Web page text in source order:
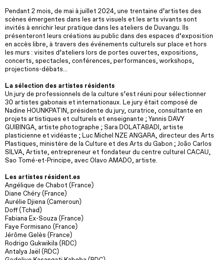
Pendant 2 mois, de mai à juillet 2024, une trentaine d’artistes des
scènes émergentes dans les arts visuels et les arts vivants sont
invités à enrichir leur pratique dans les ateliers de Duvangu. Ils
présenteront leurs créations au public dans des espaces d’exposition
en accès libre, à travers des événements culturels sur place et hors
les murs : visites d’ateliers lors de portes ouvertes, expositions,
concerts, spectacles, conférences, performances, workshops,
projections-débats...
La sélection des artistes résidents
Un jury de professionnels de la culture s’est réuni pour sélectionner
30 artistes gabonais et internationaux. Le jury était composé de
Nadine HOUNKPATIN, présidente du jury, curatrice, consultante en
projets artistiques et culturels et enseignante ; Yannis DAVY
GUIBINGA, artiste photographe ; Sara DOLATABADI, artiste
plasticienne et vidéaste ; Luc Michel NZE ANGARA, directeur des Arts
Plastiques, ministère de la Culture et des Arts du Gabon ; João Carlos
SILVA, Artiste, entrepreneur et fondateur du centre culturel CACAU,
Sao Tomé-et-Principe, avec Olavo AMADO, artiste.
Les artistes résident.es
Angélique de Chabot (France)
Diane Chéry (France)
Aurélie Djiena (Cameroun)
Doff (Tchad)
Fabiana Ex-Souza (France)
Faye Formisano (France)
Jérôme Gelès (France)
Rodrigo Gukwikila (RDC)
Antalya Jaël (RDC)